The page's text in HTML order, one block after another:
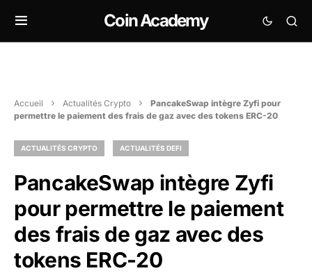
Coin Academy
Accueil Actualités Crypto
PancakeSwap intègre Zyfi pour
permettre le paiement des frais de gaz avec des tokens ERC-20
ACTUALITÉS CRYPTO ACTUALITÉS DEFI
PancakeSwap intègre Zyfi
pour permettre le paiement
des frais de gaz avec des
tokens ERC-20